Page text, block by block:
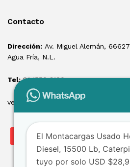
Contacto
Dirección: Av. Miguel Alemán,
Agua Fría, N.L.
Tel:81 1550 3100
ventas@losmontacargas.mx
El Montacargas Usado
Diesel, 15500 Lb,
tuyo por solo USD